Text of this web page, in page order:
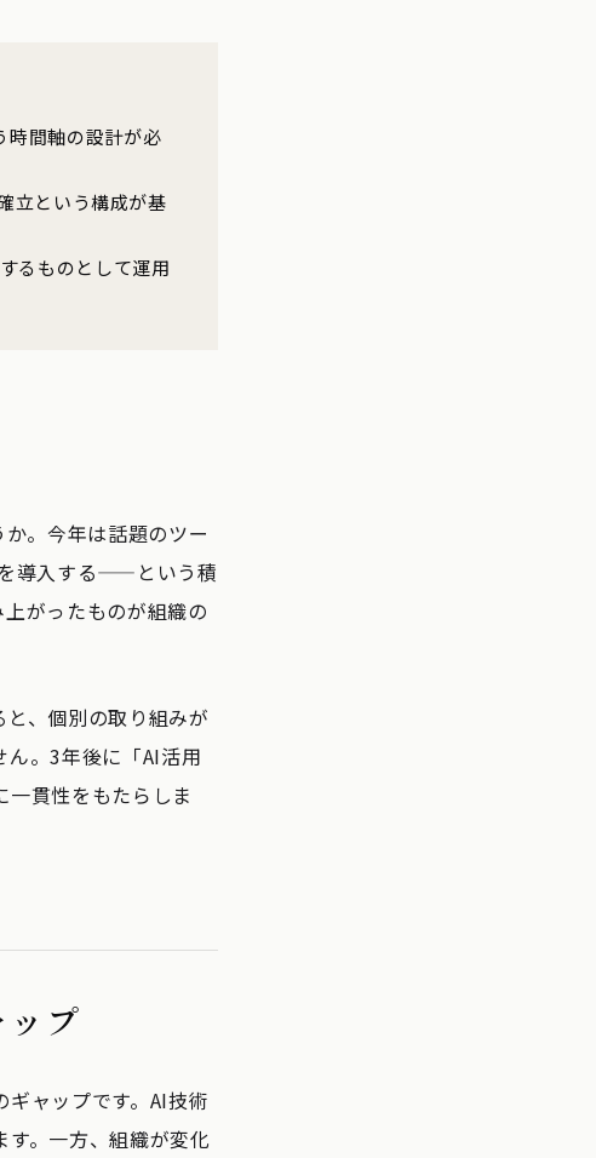
時間軸の設計が必
立という構成が基
るものとして運用
。今年は話題のツー
導入する——という積
がったものが組織の
、個別の取り組みが
。3年後に「AI活用
貫性をもたらしま
プ
ャップです。AI技術
。一方、組織が変化